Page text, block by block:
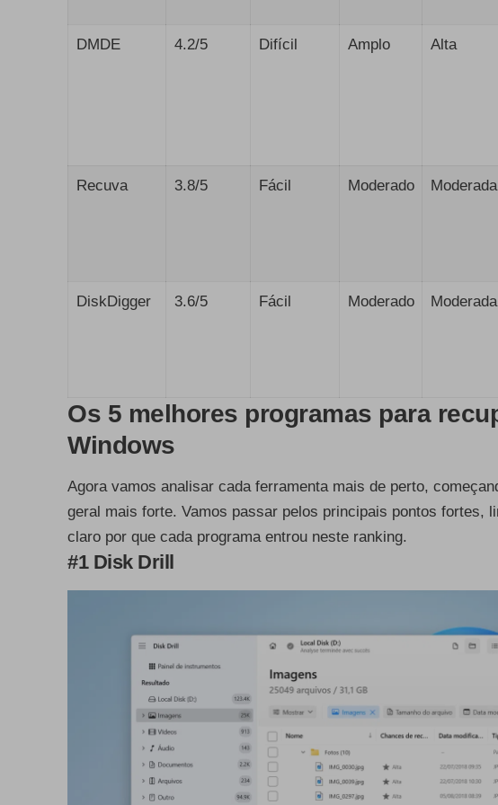
DMDE 4.2/5 Difícil Amplo Alta
Recuva 3.8/5 Fácil Moderado Moderada
DiskDigger 3.6/5 Fácil Moderado Moderada
Os 5 melhores programas para
Windows
Agora vamos analisar cada ferramenta mais de perto,
geral mais forte. Vamos passar pelos principais pontos fortes,
claro por que cada programa entrou neste ranking.
#1 Disk Drill